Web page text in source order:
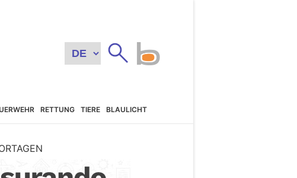
RETTUNG TIERE BLAULICHT